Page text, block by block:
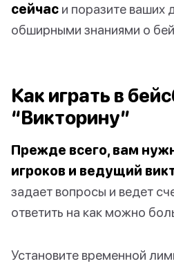
сейчас и поразите ваших
обширными знаниями о
Как играть в
“Викторину”
Прежде всего, вам
игроков и ведущий
задает вопросы и ведет
ответить на как можно
Установите временной